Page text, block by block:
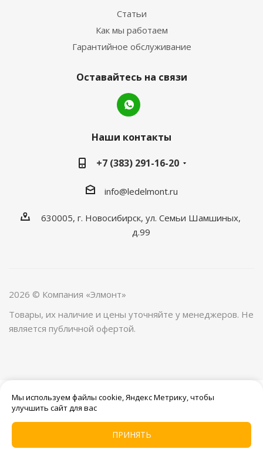
Статьи
Как мы работаем
Гарантийное обслуживание
Оставайтесь на связи
Наши контакты
+7 (383) 291-16-20
info@ledelmont.ru
630005, г. Новосибирск, ул. Семьи Шамшиных,
д.99
2026 © Компания «Элмонт»
Товары, их наличие и цены уточняйте у менеджеров. Не
является публичной офертой.
Мы используем файлы cookie, Яндекс Метрику, чтобы
улучшить сайт для вас
ПРИНЯТЬ